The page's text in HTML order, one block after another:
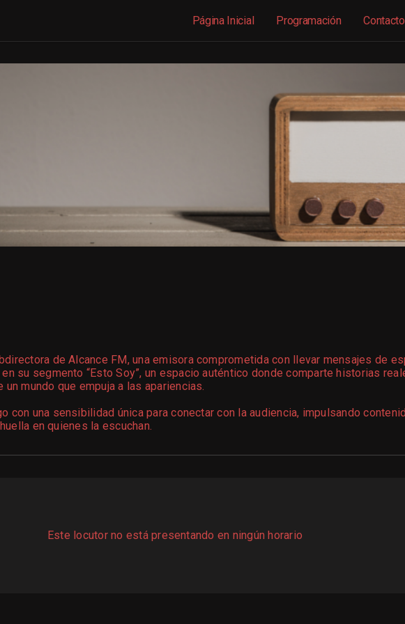
Página Inicial Programación Contacto
de Alcance FM, una emisora comprometida con llevar mensajes de
su segmento “Esto Soy”, un espacio auténtico donde comparte historias
mundo que empuja a las apariencias.
con una sensibilidad única para conectar con la audiencia, impulsando
en quienes la escuchan.
Este locutor no está presentando en ningún horario